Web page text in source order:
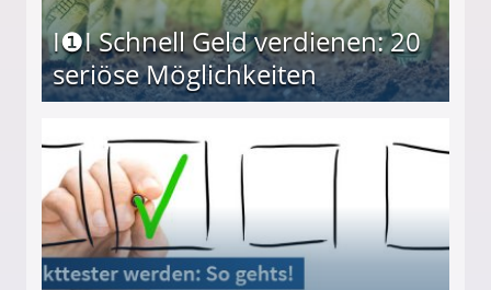
I❶I Schnell Geld verdienen: 20
seriöse Möglichkeiten